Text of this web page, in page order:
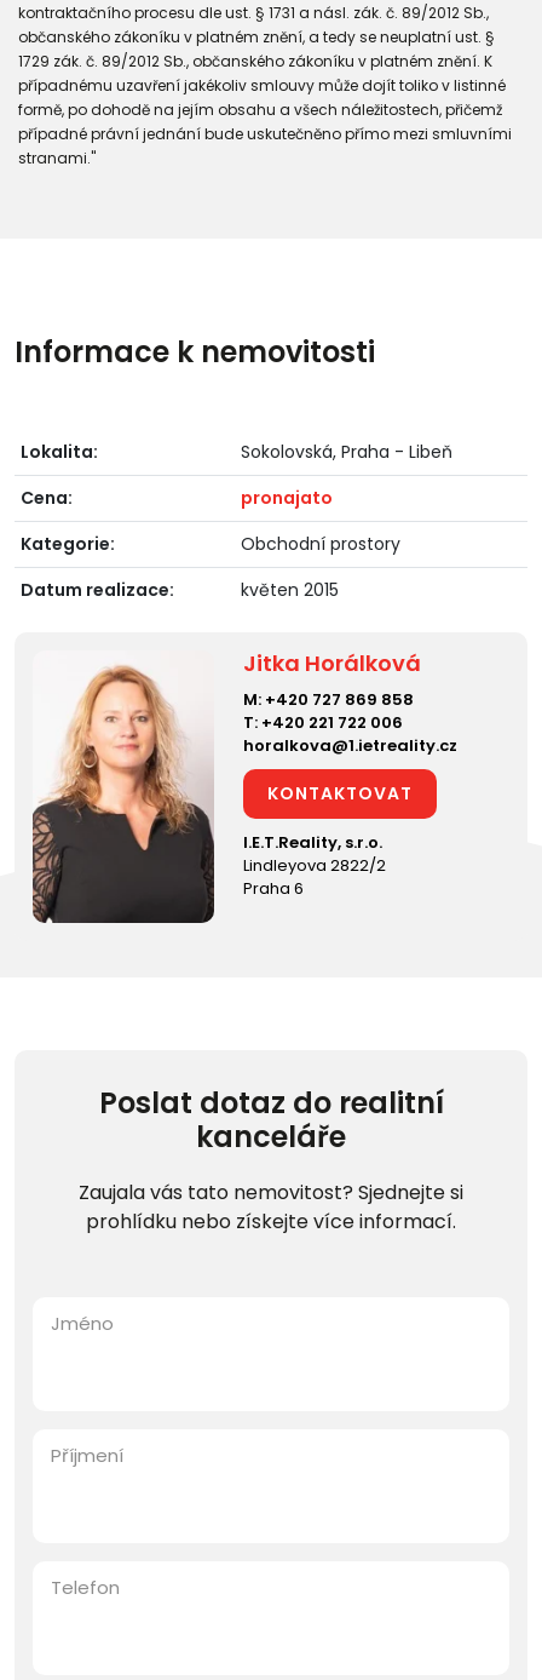
kontraktačního procesu dle ust. § 1731 a násl. zák. č. 89/2012 Sb.,
občanského zákoníku v platném znění, a tedy se neuplatní ust. §
1729 zák. č. 89/2012 Sb., občanského zákoníku v platném znění. K
případnému uzavření jakékoliv smlouvy může dojít toliko v listinné
formě, po dohodě na jejím obsahu a všech náležitostech, přičemž
případné právní jednání bude uskutečněno přímo mezi smluvními
stranami."
Informace k nemovitosti
Lokalita:
Sokolovská, Praha - Libeň
Cena:
pronajato
Kategorie:
Obchodní prostory
Datum realizace:
květen 2015
Jitka Horálková
M: +420 727 869 858
T: +420 221 722 006
horalkova@1.ietreality.cz
KONTAKTOVAT
I.E.T.Reality, s.r.o.
Lindleyova 2822/2
Praha 6
Poslat dotaz do realitní
kanceláře
Zaujala vás tato nemovitost? Sjednejte si
prohlídku nebo získejte více informací.
Jméno
Příjmení
Telefon